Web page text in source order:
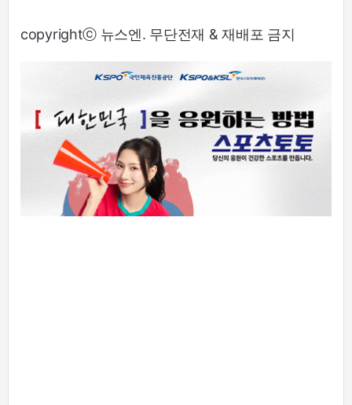
copyrightⓒ 뉴스엔. 무단전재 & 재배포 금지